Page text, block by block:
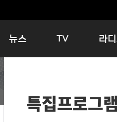
뉴스 TV
인생내컷
테마기행 길
라
16:00 완
우리 고
특집프로그